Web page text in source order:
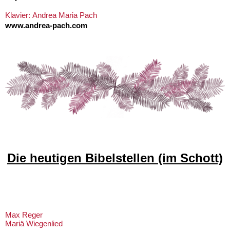
Klavier: Andrea Maria Pach
www.andrea-pach.com
Die heutigen Bibelstellen (im Schott)
Max Reger
Mariä Wiegenlied